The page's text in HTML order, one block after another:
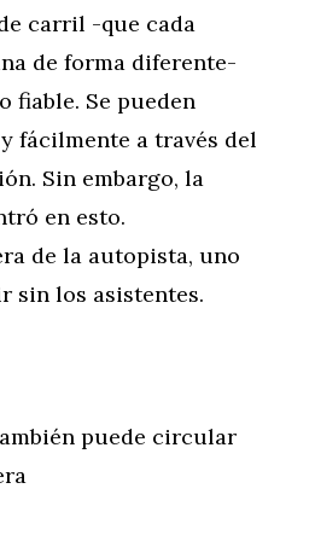
carril -que cada
de forma diferente-
fiable. Se pueden
fácilmente a través del
Sin embargo, la
en esto.
de la autopista, uno
sin los asistentes.
puede circular